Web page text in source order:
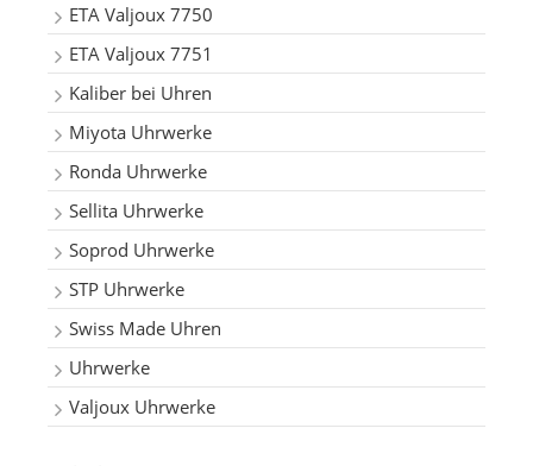
ETA Valjoux 7750
ETA Valjoux 7751
Kaliber bei Uhren
Miyota Uhrwerke
Ronda Uhrwerke
Sellita Uhrwerke
Soprod Uhrwerke
STP Uhrwerke
Swiss Made Uhren
Uhrwerke
Valjoux Uhrwerke